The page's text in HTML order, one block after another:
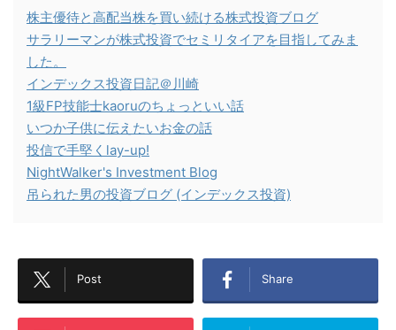
株主優待と高配当株を買い続ける株式投資ブログ
サラリーマンが株式投資でセミリタイアを目指してみま
した。
インデックス投資日記＠川崎
1級FP技能士kaoruのちょっといい話
いつか子供に伝えたいお金の話
投信で手堅くlay-up!
NightWalker's Investment Blog
吊られた男の投資ブログ (インデックス投資)
Post Share